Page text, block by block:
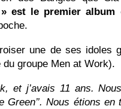
est le premier album
une de ses idoles
groupe Men at Work).
et j’avais 11 ans.
Green’’. Nous étions